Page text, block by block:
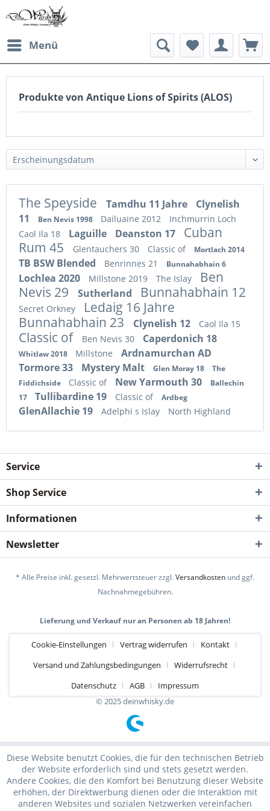
Menü
Produkte von Antique Lions of Spirits (ALOS)
The Speyside Tamdhu 11 Jahre
Clynelish
11
Ben Nevis 1998 Dailuaine 2012
Inchmurrin Loch
Caol Ila 18
Laguille Deanston 17
Cuban
Rum 45
Glentauchers 30 Classic of Mortlach 2014
TB BSW Blended Benrinnes 21 Bunnahabhain 6
Lochlea 2020 Millstone 2019 The Islay
Ben
Nevis 29
Sutherland Bunnahabhain 12
Secret Orkney
Ledaig 16 Jahre
Bunnahabhain 23
Clynelish 12 Caol Ila 15
Classic of Ben Nevis 30 Caperdonich 18
Whitlaw 2018 Millstone
Ardnamurchan AD
Tormore 33
Mystery Malt Glen Moray 18
The
Fiddichside
Classic of New Yarmouth 30
Ballechin
17
Tullibardine 19 Classic of Ardbeg
GlenAllachie 19 Adelphi s Islay North Highland
Service
Shop Service
Informationen
Newsletter
* Alle Preise inkl. gesetzl. Mehrwertsteuer zzgl.Versandkosten und ggf.
Nachnahmegebühren.
Lieferung und Verkauf nur an Personen ab 18 Jahren!
Cookie-Einstellungen Vertrag widerrufen
Kontakt
Versand und Zahlungsbedingungen
Widerrufsrecht
Datenschutz
AGB
Impressum
© 2025 deinwhisky.de
Diese Website benutzt Cookies, die für den technischen Betrieb
der Website erforderlich sind und stets gesetzt werden.
Andere Cookies, die den Komfort bei Benutzung dieser Website
erhöhen, der Direktwerbung dienen oder die Interaktion mit
anderen Websites und sozialen Netzwerken vereinfachen